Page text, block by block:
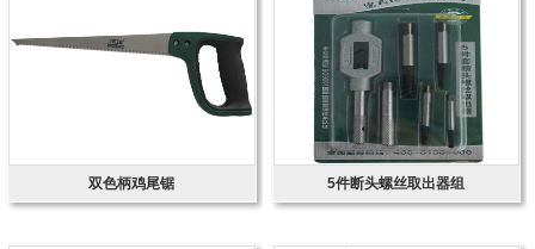
双色柄鸡尾锯 5件断头螺丝取出器组